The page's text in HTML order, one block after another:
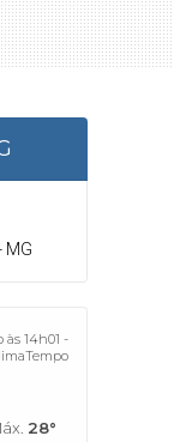
MG
14h01 -
28°